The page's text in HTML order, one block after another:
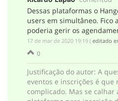
Dessas plataformas o
users em simultâneo. Fico
poderia gerir os
‎17 de mar de 2020 19:19 ( editado
0
Justificação do autor: A
eventos e inscrições é que
complicado. Mas se